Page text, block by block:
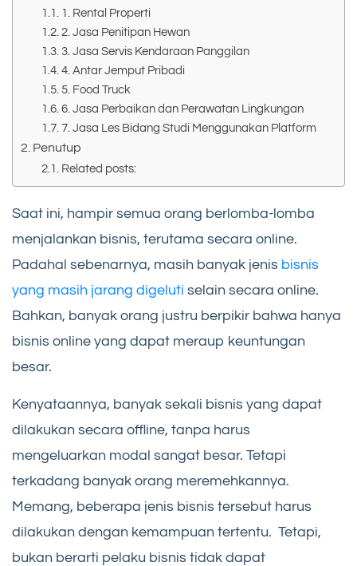
1. Rental Properti
2. Jasa Penitipan Hewan
3. Jasa Servis Kendaraan Panggilan
4. Antar Jemput Pribadi
5. Food Truck
6. Jasa Perbaikan dan Perawatan Lingkungan
7. Jasa Les Bidang Studi Menggunakan Platform
Penutup
Related posts:
Saat ini, hampir semua orang berlomba-lomba
menjalankan bisnis, terutama secara online.
Padahal sebenarnya, masih banyak jenis bisnis
yang masih jarang digeluti selain secara online.
Bahkan, banyak orang justru berpikir bahwa hanya
bisnis online yang dapat meraup keuntungan
besar.
Kenyataannya, banyak sekali bisnis yang dapat
dilakukan secara offline, tanpa harus
mengeluarkan modal sangat besar. Tetapi
terkadang banyak orang meremehkannya.
Memang, beberapa jenis bisnis tersebut harus
dilakukan dengan kemampuan tertentu. Tetapi,
bukan berarti pelaku bisnis tidak dapat